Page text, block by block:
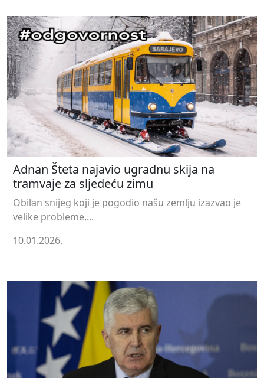
Adnan Šteta najavio ugradnu skija na
tramvaje za sljedeću zimu
Obilan snijeg koji je pogodio našu zemlju izazvao je
velike probleme,...
10.01.2026.